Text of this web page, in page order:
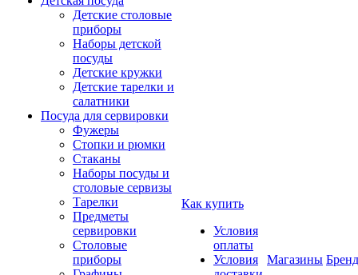
Детские столовые
приборы
Наборы детской
посуды
Детские кружки
Детские тарелки и
салатники
Посуда для сервировки
Фужеры
Стопки и рюмки
Стаканы
Наборы посуды и
столовые сервизы
Тарелки
Предметы
сервировки
Столовые
приборы
Как купить
Условия
оплаты
Условия
Магазины